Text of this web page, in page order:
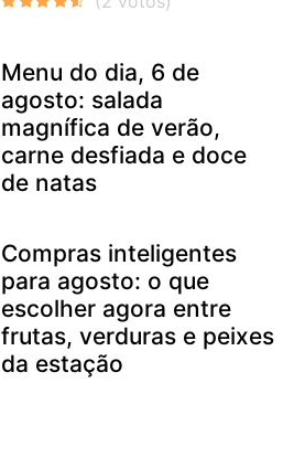
Menu do dia, 6 de
agosto: salada
magnífica de verão,
carne desfiada e doce
de natas
Compras inteligentes
para agosto: o que
escolher agora entre
frutas, verduras e peixes
da estação